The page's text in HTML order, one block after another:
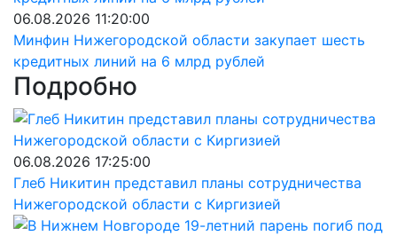
06.08.2026 11:20:00
Минфин Нижегородской области закупает шесть
кредитных линий на 6 млрд рублей
Подробно
06.08.2026 17:25:00
Глеб Никитин представил планы сотрудничества
Нижегородской области с Киргизией